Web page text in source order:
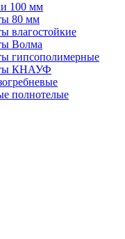
100 мм
80 мм
влагостойкие
Волма
гипсополимерные
КНАУФ
полнотелые